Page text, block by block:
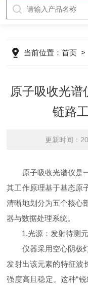
当前位置：首页
原子吸收光谱
链路
更新时间：
原子吸收光谱仪是一
其工作原理基于基态原
清晰地划分为五个核心
器与数据处理系统。
1.光源：发射待测元
仪器采用空心阴极灯
发射出该元素的特征波
强度高且稳定。这种“